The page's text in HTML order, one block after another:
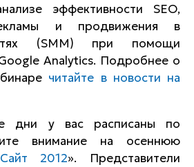
эффективности SEO,
и продвижения в
(SMM) при помощи
Analytics. Подробнее о
читайте в новости на
дни у вас расписаны по
внимание на осеннюю
Сайт 2012». Представители